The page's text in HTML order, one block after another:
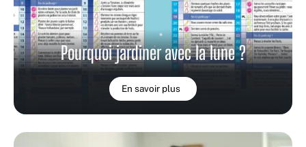
Pourquoi jardiner avec la lune ?
En savoir plus